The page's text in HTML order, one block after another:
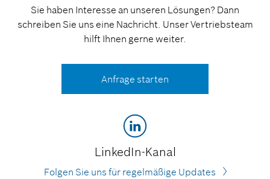
Sie haben Interesse an unseren Lösungen? Dann
schreiben Sie uns eine Nachricht. Unser Vertriebsteam
hilft Ihnen gerne weiter.
Anfrage starten
LinkedIn-Kanal
Folgen Sie uns für regelmäßige Updates